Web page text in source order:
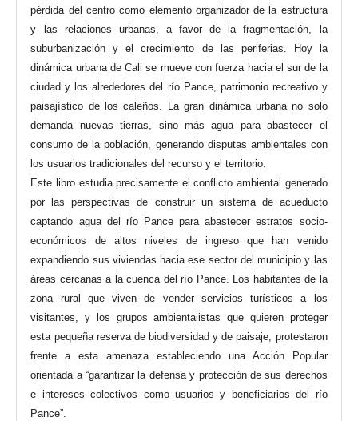
pérdida del centro como elemento organizador de la estructura
y las relaciones urbanas, a favor de la fragmentación, la
suburbanización y el crecimiento de las periferias. Hoy la
dinámica urbana de Cali se mueve con fuerza hacia el sur de la
ciudad y los alrededores del río Pance, patrimonio recreativo y
paisajístico de los caleños. La gran dinámica urbana no solo
demanda nuevas tierras, sino más agua para abastecer el
consumo de la población, generando disputas ambientales con
los usuarios tradicionales del recurso y el territorio.
Este libro estudia precisamente el conflicto ambiental generado
por las perspectivas de construir un sistema de acueducto
captando agua del río Pance para abastecer estratos socio-
económicos de altos niveles de ingreso que han venido
expandiendo sus viviendas hacia ese sector del municipio y las
áreas cercanas a la cuenca del río Pance. Los habitantes de la
zona rural que viven de vender servicios turísticos a los
visitantes, y los grupos ambientalistas que quieren proteger
esta pequeña reserva de biodiversidad y de paisaje, protestaron
frente a esta amenaza estableciendo una Acción Popular
orientada a “garantizar la defensa y protección de sus derechos
e intereses colectivos como usuarios y beneficiarios del río
Pance”.